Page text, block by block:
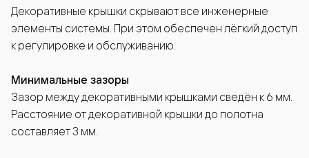
Декоративные крышки скрывают все инженерные
элементы системы. При этом обеспечен лёгкий доступ
к регулировке и обслуживанию.
Минимальные зазоры
Зазор между декоративными крышками сведён к 6 мм.
Расстояние от декоративной крышки до полотна
составляет 3 мм.